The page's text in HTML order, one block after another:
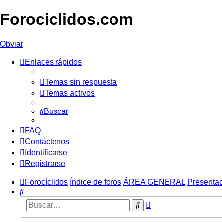
Forociclidos.com
Obviar
Enlaces rápidos
Temas sin respuesta
Temas activos
Buscar
FAQ
Contáctenos
Identificarse
Registrarse
Forocíclidos Índice de foros ÁREA GENERAL
Buscar
Buscar